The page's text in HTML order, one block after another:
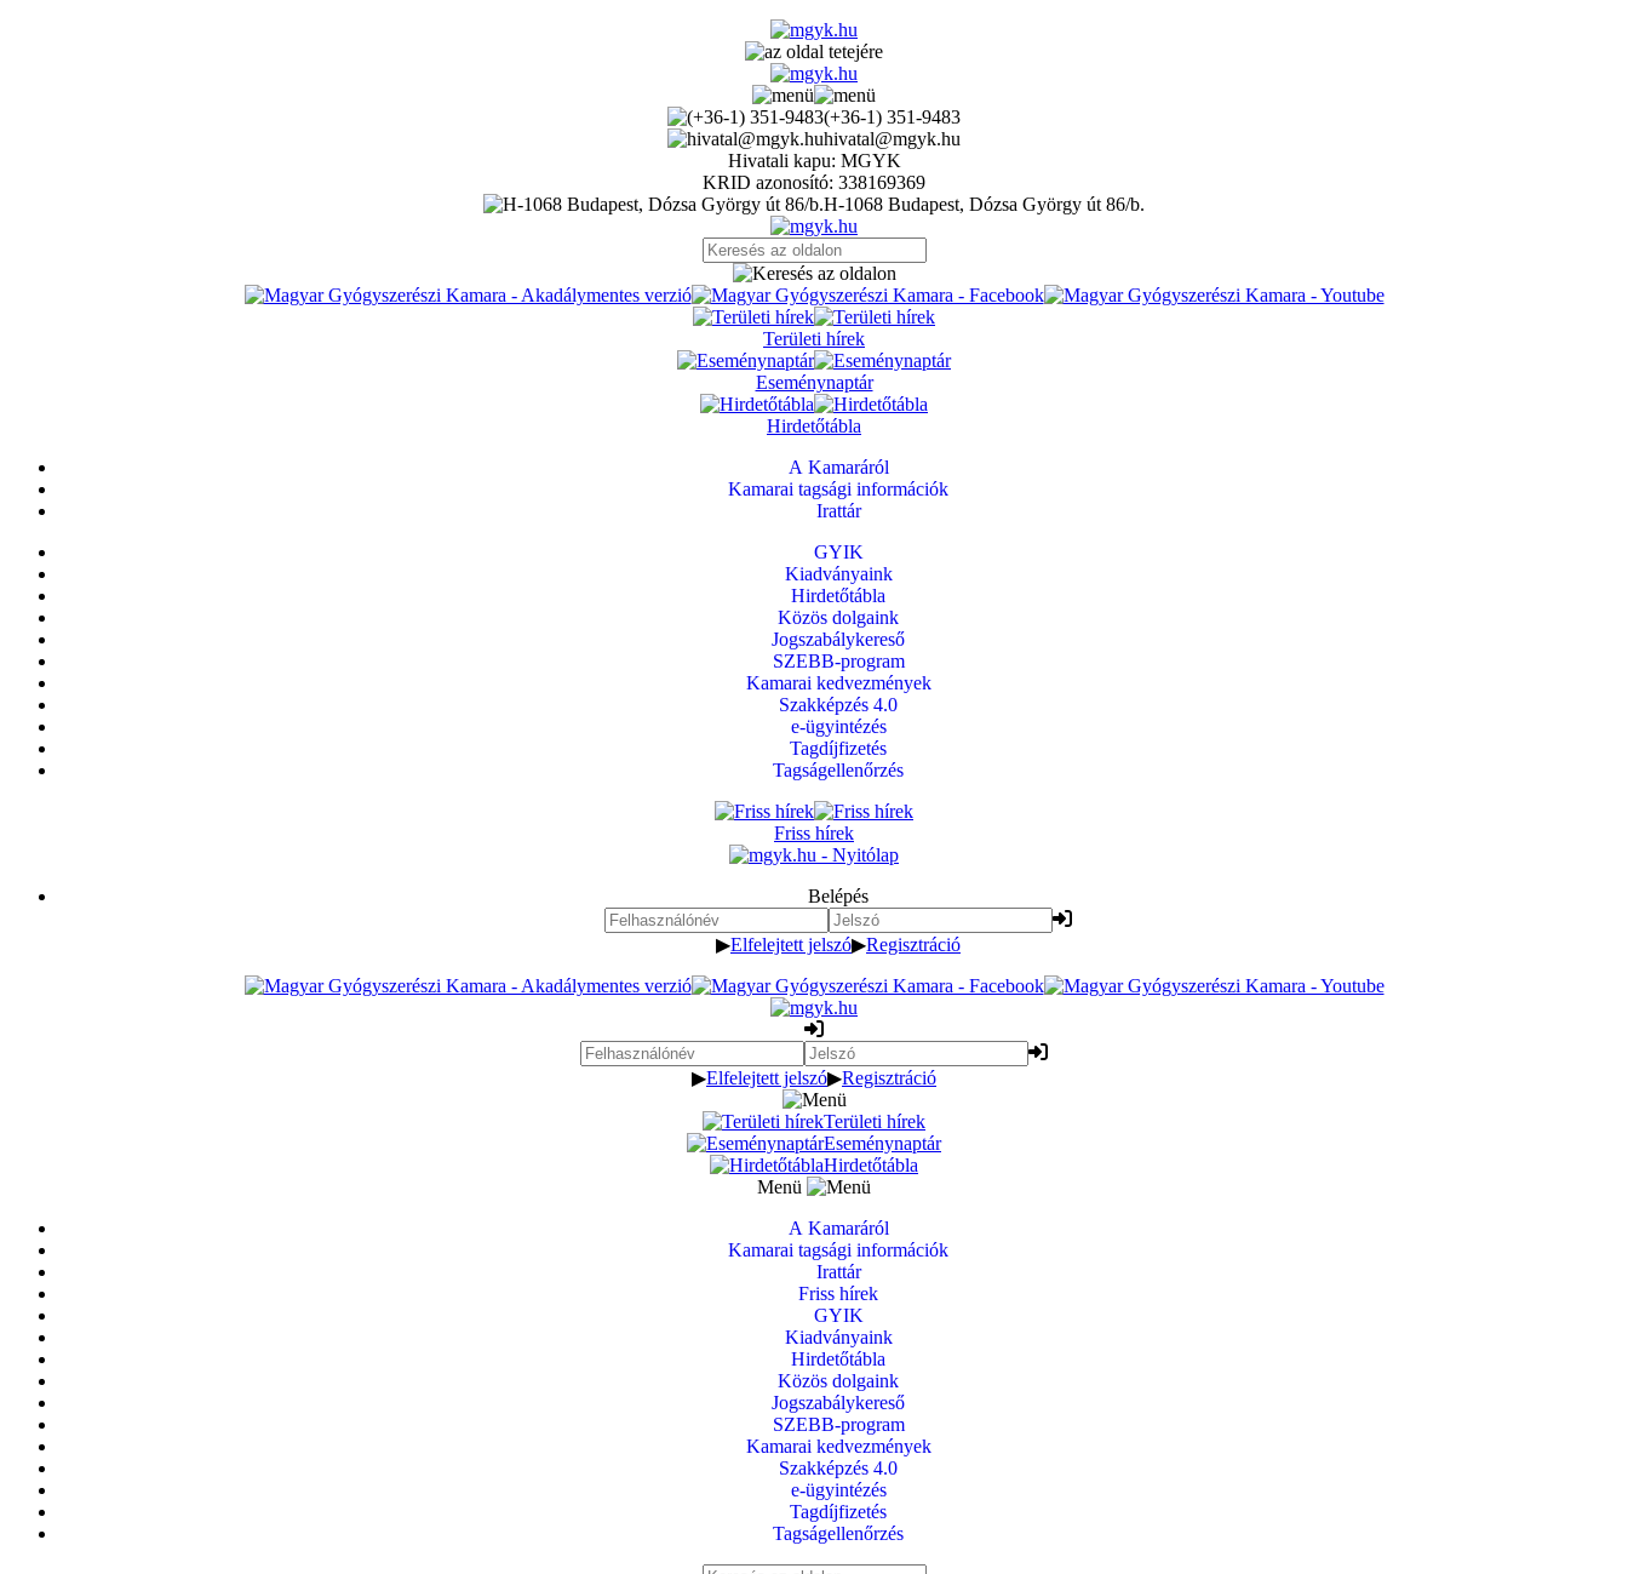
(+36-1) 351-9483
hivatal@mgyk.hu
Hivatali kapu: MGYK
KRID azonosító: 338169369
H-1068 Budapest, Dózsa György út 86/b.
Területi hírek
Eseménynaptár
Hirdetőtábla
A Kamaráról
Kamarai tagsági információk
Irattár
GYIK
Kiadványaink
Hirdetőtábla
Közös dolgaink
Jogszabálykereső
SZEBB-program
Kamarai kedvezmények
Szakképzés 4.0
e-ügyintézés
Tagdíjfizetés
Tagságellenőrzés
Friss hírek
Belépés
▶Elfelejtett jelszó▶Regisztráció
▶Elfelejtett jelszó▶Regisztráció
Területi hírek
Eseménynaptár
Hirdetőtábla
Menü
A Kamaráról
Kamarai tagsági információk
Irattár
Friss hírek
GYIK
Kiadványaink
Hirdetőtábla
Közös dolgaink
Jogszabálykereső
SZEBB-program
Kamarai kedvezmények
Szakképzés 4.0
e-ügyintézés
Tagdíjfizetés
Tagságellenőrzés